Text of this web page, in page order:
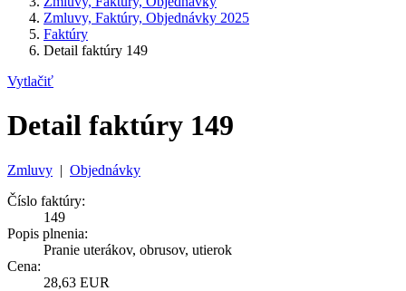
Zmluvy, Faktúry, Objednávky 2025
Faktúry
Detail faktúry 149
Vytlačiť
Detail faktúry 149
Zmluvy | Objednávky
Číslo faktúry:
149
Popis plnenia:
Pranie uterákov, obrusov, utierok
Cena:
28,63 EUR